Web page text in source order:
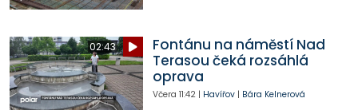
02:43
Fontánu na náměstí Nad
Terasou čeká rozsáhlá
oprava
Včera 11:42| Havířov| Bára Kelnerová